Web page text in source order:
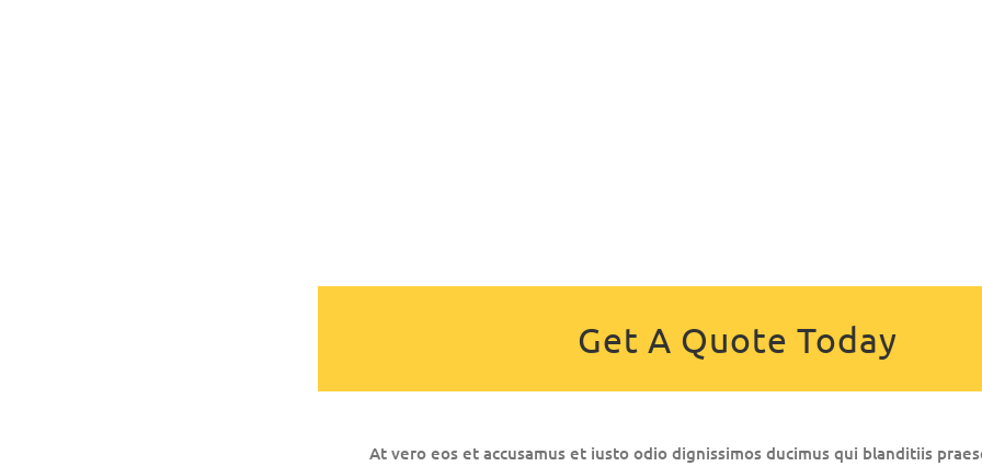
Get A Quote Today
At vero eos et accusamus et iusto odio dignissimos ducimus qui blanditiis